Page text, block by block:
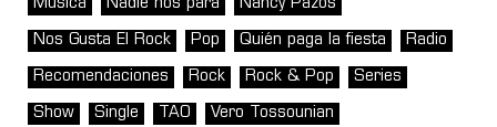
Música Nadie nos para Nancy Pazos
Nos Gusta El Rock Pop Quién paga la fiesta Radio
Recomendaciones Rock Rock & Pop Series
Show Single TAO Vero Tossounian